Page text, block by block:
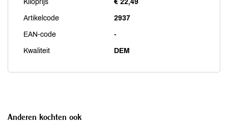
Kiloprijs € 22,49
Artikelcode 2937
EAN-code -
Kwaliteit DEM
Anderen kochten ook